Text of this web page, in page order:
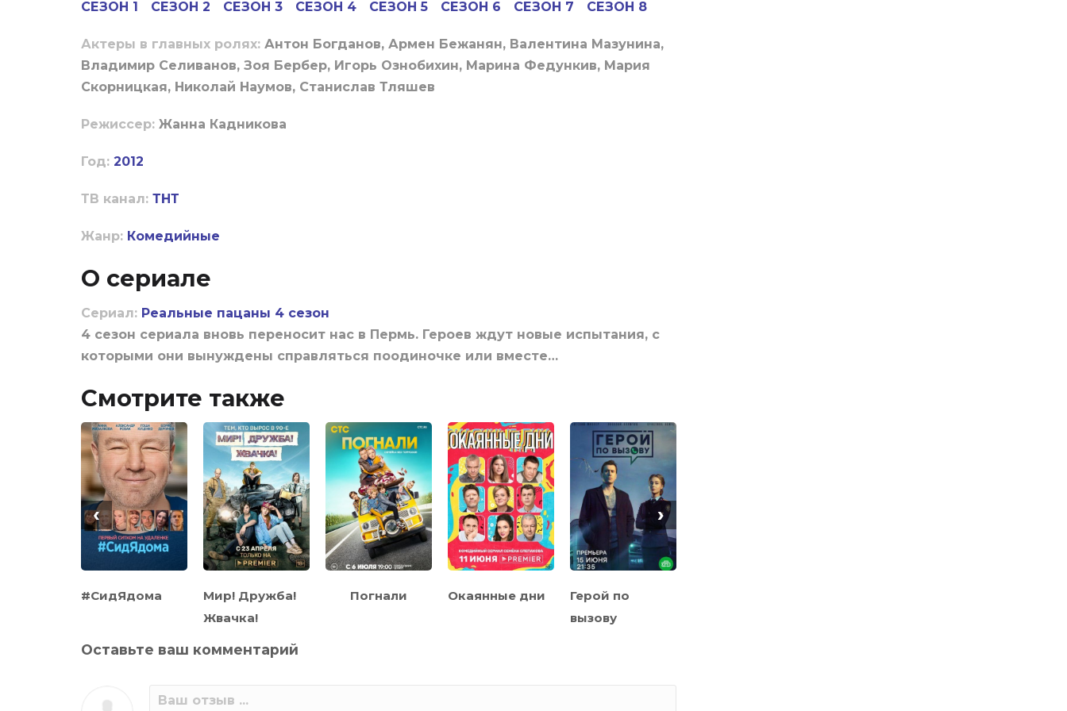
СЕЗОН 1 СЕЗОН 2 СЕЗОН 3 СЕЗОН 4 СЕЗОН 5 СЕЗОН 6 СЕЗОН 7 СЕЗОН 8
Актеры в главных ролях: Антон Богданов, Армен Бежанян, Валентина Мазунина,
Владимир Селиванов, Зоя Бербер, Игорь Ознобихин, Марина Федункив, Мария
Скорницкая, Николай Наумов, Станислав Тляшев
Режиссер: Жанна Кадникова
Год: 2012
ТВ канал: ТНТ
Жанр: Комедийные
О сериале
Сериал: Реальные пацаны 4 сезон
4 сезон сериала вновь переносит нас в Пермь. Героев ждут новые испытания, с
которыми они вынуждены справляться поодиночке или вместе…
Смотрите также
#СидЯдома
Мир! Дружба!
Жвачка!
Погнали Окаянные дни
Герой по
вызову
‹ ›
Оставьте ваш комментарий